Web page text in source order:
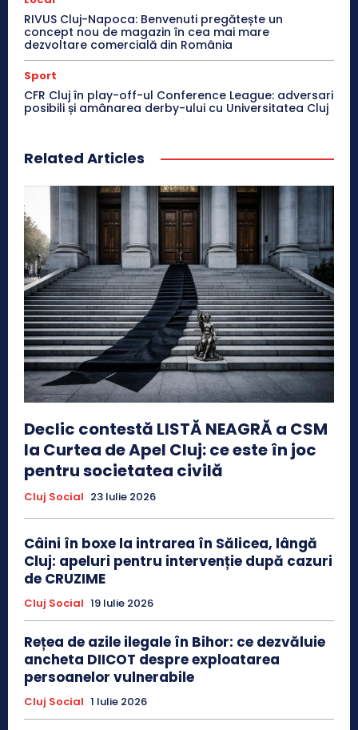
RIVUS Cluj-Napoca: Benvenuti pregătește un
concept nou de magazin în cea mai mare
dezvoltare comercială din România
Sport
CFR Cluj în play-off-ul Conference League: adversari
posibili și amânarea derby-ului cu Universitatea Cluj
Related Articles
Declic contestă LISTĂ NEAGRĂ a CSM
la Curtea de Apel Cluj: ce este în joc
pentru societatea civilă
Cluj Social 23 Iulie 2026
Câini în boxe la intrarea în Sălicea, lângă
Cluj: apeluri pentru intervenție după cazuri
de CRUZIME
Cluj Social 19 Iulie 2026
Rețea de azile ilegale în Bihor: ce dezvăluie
ancheta DIICOT despre exploatarea
persoanelor vulnerabile
Cluj Social 1 Iulie 2026